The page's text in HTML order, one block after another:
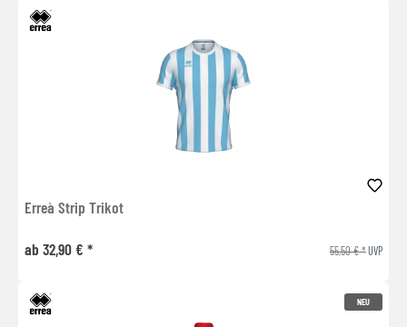
Erreà Strip Trikot
ab 32,90 € * 55,50 € *UVP
NEU